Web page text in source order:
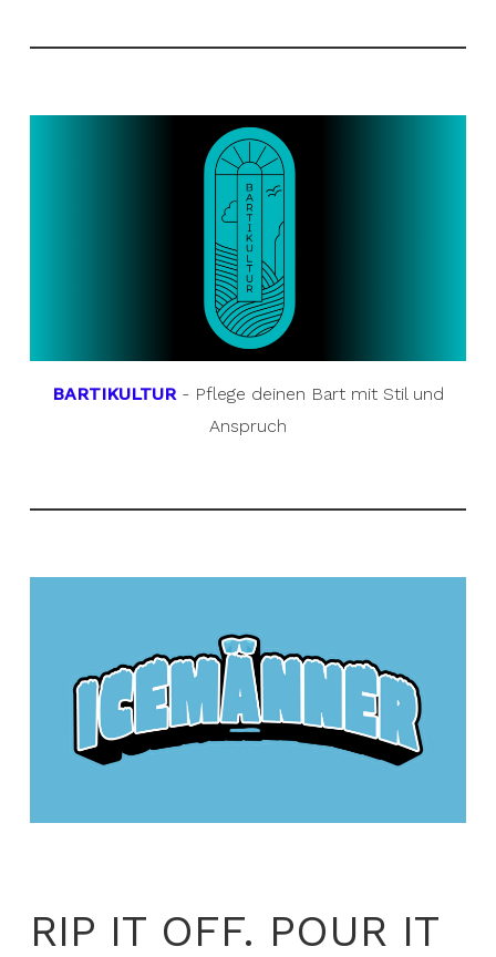
BARTIKULTUR- Pflege deinen Bart mit Stil und
Anspruch
RIP IT OFF. POUR IT